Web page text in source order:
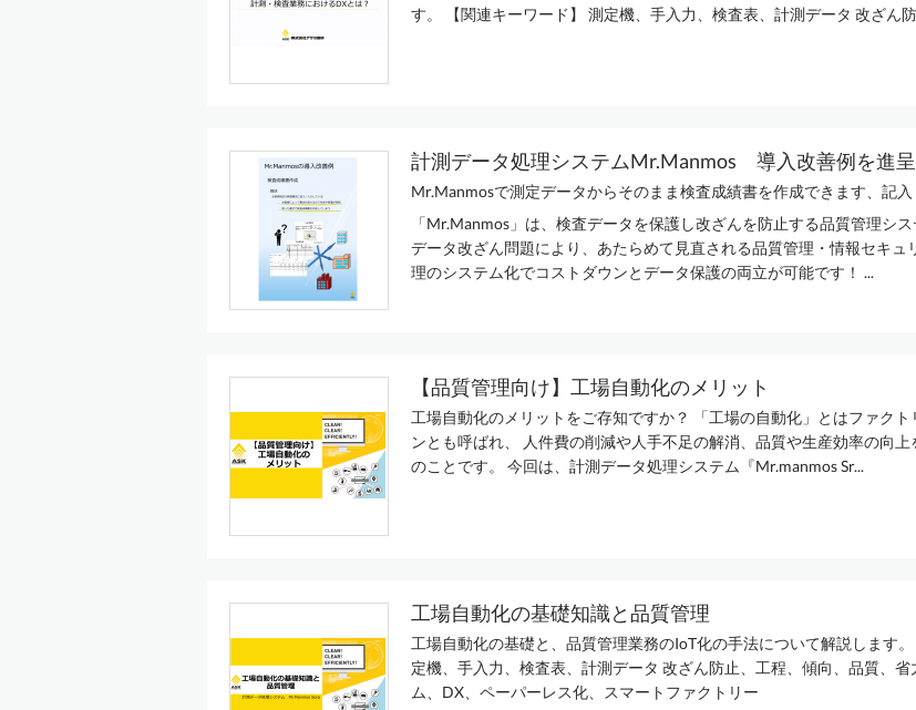
す。 【関連キーワード】 測定機、手入力、検査表、計測データ 改ざん
計測データ処理システムMr.Manmos 導入改善例を進呈
Mr.Manmosで測定データからそのまま検査成績書を作成できます、記入
「Mr.Manmos」は、検査データを保護し改ざんを防止する品質管理シ
データ改ざん問題により、あたらめて見直される品質管理・情報セキュ
理のシステム化でコストダウンとデータ保護の両立が可能です！ ...
【品質管理向け】工場自動化のメリット
工場自動化のメリットをご存知ですか？ 「工場の自動化」とはファクト
ンとも呼ばれ、 人件費の削減や人手不足の解消、品質や生産効率の向
のことです。 今回は、計測データ処理システム『Mr.manmos Sr...
工場自動化の基礎知識と品質管理
工場自動化の基礎と、品質管理業務のIoT化の手法について解説します
定機、手入力、検査表、計測データ 改ざん防止、工程、傾向、品質、省
ム、DX、ペーパーレス化、スマートファクトリー